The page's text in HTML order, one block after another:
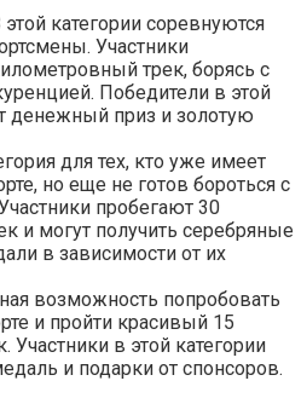
этой категории соревнуются
Участники
трек, борясь с
Победители в этой
денежный приз и золотую
для тех, кто уже имеет
но еще не готов бороться с
пробегают 30
и могут получить серебряные
в зависимости от их
возможность попробовать
и пройти красивый 15
Участники в этой категории
и подарки от спонсоров.